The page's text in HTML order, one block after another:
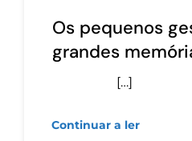
Os pequenos
grandes
[…]
Continuar a ler